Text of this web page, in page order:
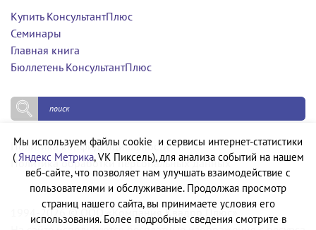
Купить КонсультантПлюс
Семинары
Главная книга
Бюллетень КонсультантПлюс
Политика конфиденциальности
Политика обработки персональных данных
1994-2026 © ООО «Компания Квадро Плюс»
Мы используем файлы cookie и сервисы интернет-статистики
( Яндекс Метрика, VK Пиксель), для анализа событий на нашем
веб-сайте, что позволяет нам улучшать взаимодействие с
пользователями и обслуживание. Продолжая просмотр
страниц нашего сайта, вы принимаете условия его
использования. Более подробные сведения смотрите в